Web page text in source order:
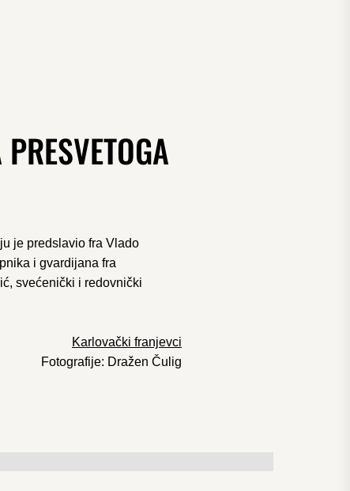
je predslavio fra Vlado
i gvardijana fra
svećenički i redovnički
Karlovački franjevci
Fotografije: Dražen Čulig